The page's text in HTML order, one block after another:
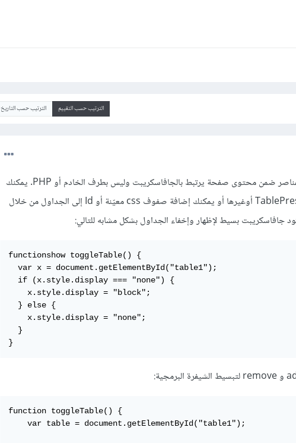
الترتيب حسب التقييم الترتيب حسب التاريخ
أولاً إن إظهار وإخفاء جداول أو عناصر ضمن محتوى صفحة يرتبط بالجافاسكريبت وليس بطرف الخادم أو PHP. يمكنك
استعمال إحدى الإضافات مثل TablePress أوغيرها أو يمكنك إضافة صفوف css معيّنة أو Id إلى الجداول من خلال
بسيط لإظهار وإخفاء الجداول بشكل مشابه للتالي:
functionshow toggleTable() {
  var x = document.getElementById("table1");
  if (x.style.display === "none") {
    x.style.display = "block";
  } else {
    x.style.display = "none";
  }
}
function toggleTable() {
    var table = document.getElementById("table1");